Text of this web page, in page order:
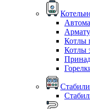
Котлы
Котлы